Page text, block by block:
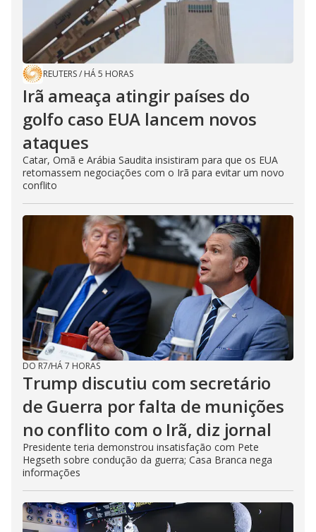
REUTERS/ HÁ 5 HORAS
Irã ameaça atingir países do
golfo caso EUA lancem novos
ataques
Catar, Omã e Arábia Saudita insistiram para que os EUA
retomassem negociações com o Irã para evitar um novo
conflito
DO R7/HÁ 7 HORAS
Trump discutiu com secretário
de Guerra por falta de munições
no conflito com o Irã, diz jornal
Presidente teria demonstrou insatisfação com Pete
Hegseth sobre condução da guerra; Casa Branca nega
informações